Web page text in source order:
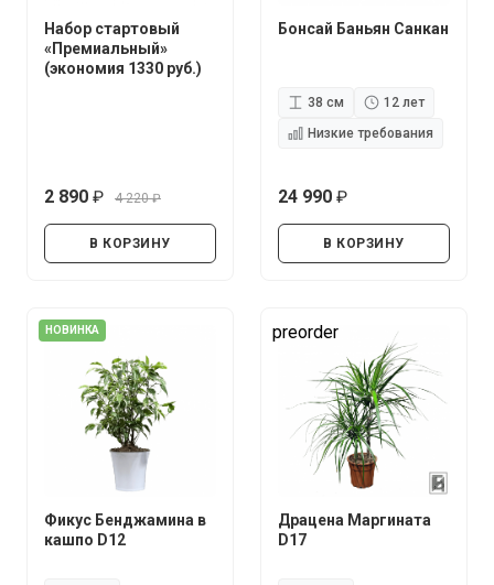
Набор стартовый
«Премиальный»
(экономия 1330 руб.)
2 890
4 220
В КОРЗИНУ
Бонсай Баньян Санкан
38 см
12 лет
Низкие требования
24 990
В КОРЗИНУ
НОВИНКА
Фикус Бенджамина в
кашпо D12
preorder
Драцена Маргината
D17